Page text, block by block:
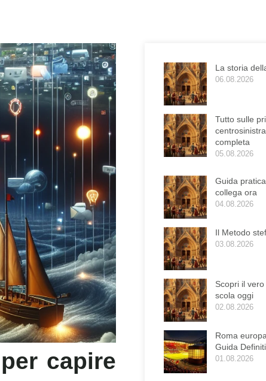
capire
La storia
06.08.2026
Tutto sulle
completa
05.08.2026
Guida
collega ora
04.08.2026
Il Metodo
03.08.2026
Scopri il
scola oggi
02.08.2026
Roma
Guida
01.08.2026